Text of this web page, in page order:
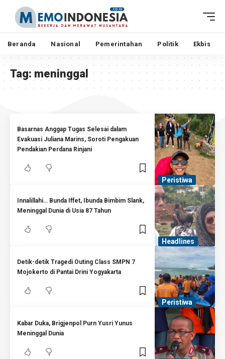
Beranda Nasional Pemerintahan Politik Ekbis
Tag:meninggal
Peristiwa
Basarnas Anggap Tugas Selesai dalam
Evakuasi Juliana Marins, Soroti Pengakuan
Pendakian Perdana Rinjani
Headlines
Innalillahi… Bunda Iffet, Ibunda Bimbim Slank,
Meninggal Dunia di Usia 87 Tahun
Peristiwa
Detik-detik Tragedi Outing Class SMPN 7
Mojokerto di Pantai Drini Yogyakarta
Kabar Duka, Brigjenpol Purn Yusri Yunus
Meninggal Dunia